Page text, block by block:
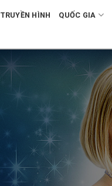
TRUYỀN HÌNH QUỐC GIA